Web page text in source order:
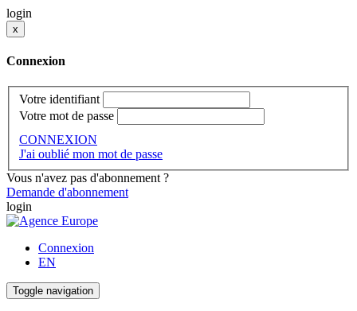
login
x
Connexion
Votre identifiant
Votre mot de passe
CONNEXION
J'ai oublié mon mot de passe
Vous n'avez pas d'abonnement ?
Demande d'abonnement
login
Connexion
EN
Toggle navigation